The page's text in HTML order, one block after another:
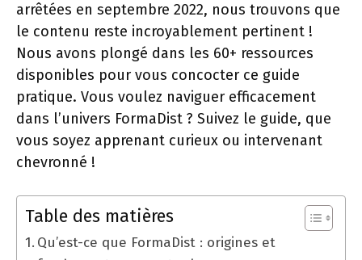
arrêtées en septembre 2022, nous trouvons que
le contenu reste incroyablement pertinent !
Nous avons plongé dans les 60+ ressources
disponibles pour vous concocter ce guide
pratique. Vous voulez naviguer efficacement
dans l’univers FormaDist ? Suivez le guide, que
vous soyez apprenant curieux ou intervenant
chevronné !
Table des matières
Qu’est-ce que FormaDist : origines et